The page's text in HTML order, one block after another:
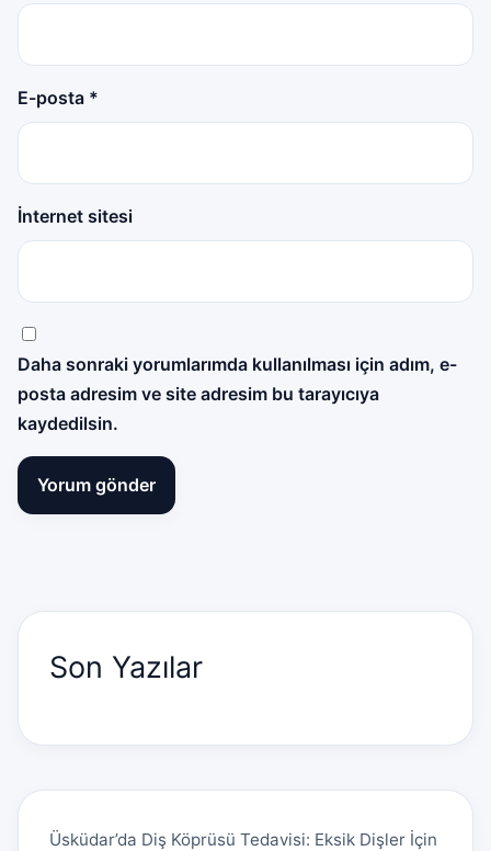
E-posta *
İnternet sitesi
Daha sonraki yorumlarımda kullanılması için adım, e-
posta adresim ve site adresim bu tarayıcıya
kaydedilsin.
Son Yazılar
Üsküdar’da Diş Köprüsü Tedavisi: Eksik Dişler İçin